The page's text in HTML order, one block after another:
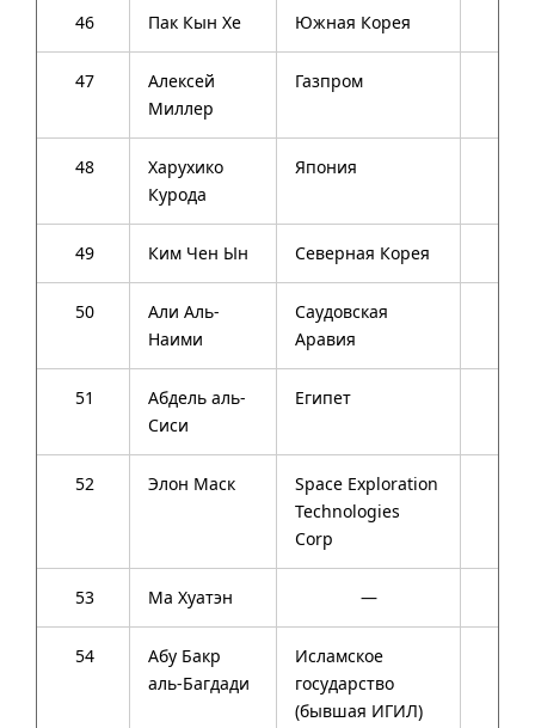
46 Пак Кын Хе Южная Корея
47
Алексей
Миллер
Газпром
48
Харухико
Курода
Япония
49 Ким Чен Ын Северная Корея
50
Али Аль-
Наими
Саудовская
Аравия
51
Абдель аль-
Сиси
Египет
52 Элон Маск
Space Exploration
Technologies
Corp
53 Ма Хуатэн —
54
Абу Бакр
аль-Багдади
Исламское
государство
(бывшая ИГИЛ)